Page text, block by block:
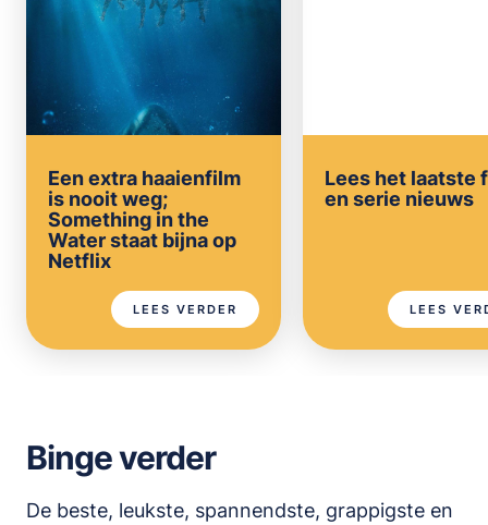
Een extra haaienfilm
is nooit weg;
Something in the
Water staat bijna op
Netflix
LEES VERDER
Lees het laatste
en serie nieuws
LEES
Binge verder
De beste, leukste, spannendste, grappigste en